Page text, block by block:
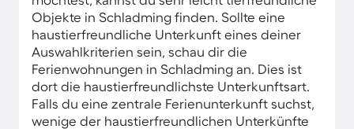
Objekte in Schladming finden. Sollte eine
haustierfreundliche Unterkunft eines deiner
Auswahlkriterien sein, schau dir die
Ferienwohnungen in Schladming an. Dies ist
dort die haustierfreundlichste Unterkunftsart.
Falls du eine zentrale Ferienunterkunft suchst,
wenige der haustierfreundlichen Unterkünfte